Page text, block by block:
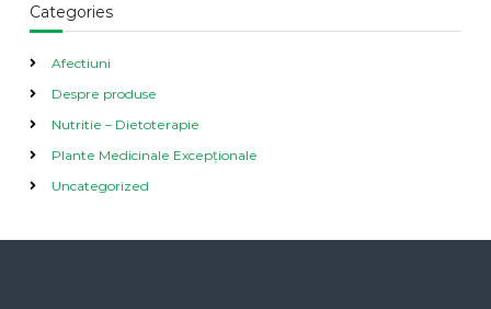
Categories
Afectiuni
Despre produse
Nutritie – Dietoterapie
Plante Medicinale Excepționale
Uncategorized